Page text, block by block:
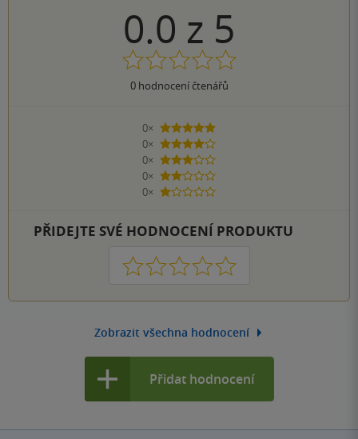
0.0 z 5
0hodnocení čtenářů
0×
5 hvězdiček
0×
4 hvězdičky
0×
3 hvězdičky
0×
2 hvězdičky
0×
1 hvezdička
PŘIDEJTE SVÉ HODNOCENÍ PRODUKTU
1 2 3 4 5
Zobrazit všechna hodnocení
Přidat hodnocení